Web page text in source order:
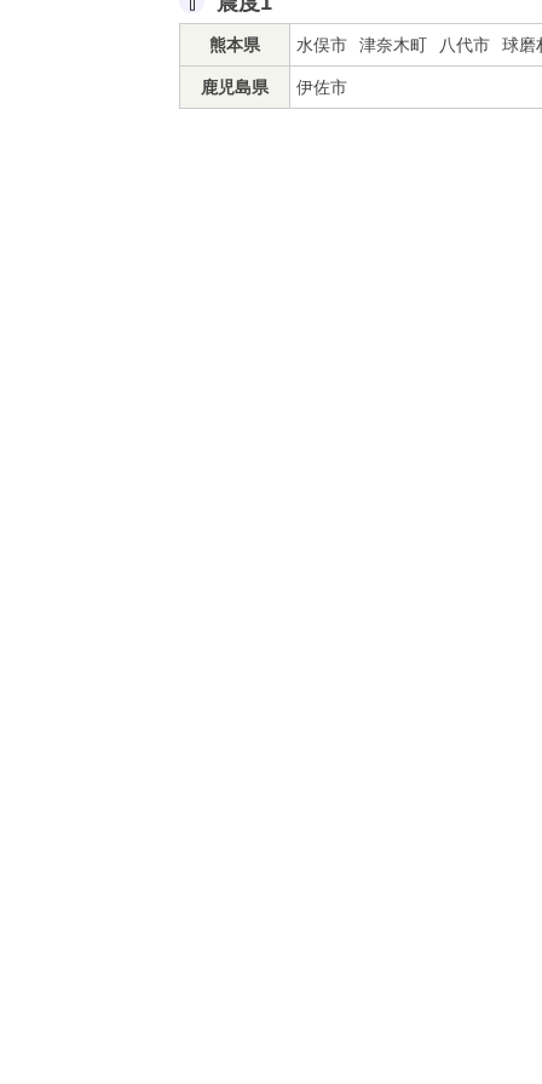
熊本県 水俣市 津奈木町 八代市 球磨
鹿児島県 伊佐市